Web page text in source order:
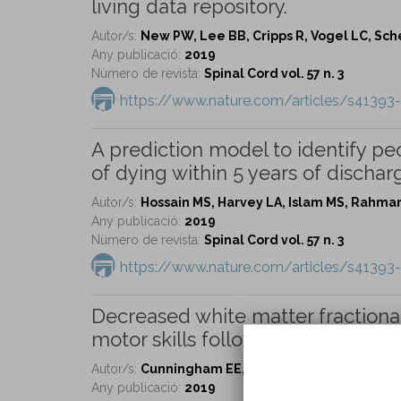
living data repository.
Autor/s: New PW, Lee BB, Cripps R, Vogel LC,
Any publicació: 2019
Número de revista: Spinal Cord vol. 57 n. 3
https://www.nature.com/articles/
A prediction model to identify
of dying within 5 years of
Autor/s: Hossain MS, Harvey LA, Islam MS,
Any publicació: 2019
Número de revista: Spinal Cord vol. 57 n. 3
https://www.nature.com/articles/
Decreased white matter
motor skills following spinal cord
Autor/s: Cunningham EE, Noble JW, Krassioukov
Any publicació: 2019